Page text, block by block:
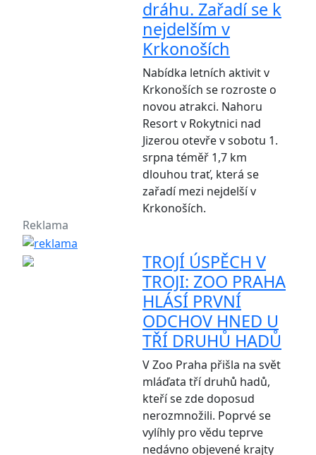
dráhu. Zařadí se k
nejdelším v
Krkonoších
Nabídka letních aktivit v
Krkonoších se rozroste o
novou atrakci. Nahoru
Resort v Rokytnici nad
Jizerou otevře v sobotu 1.
srpna téměř 1,7 km
dlouhou trať, která se
zařadí mezi nejdelší v
Krkonoších.
Reklama
TROJÍ ÚSPĚCH V
TROJI: ZOO PRAHA
HLÁSÍ PRVNÍ
ODCHOV HNED U
TŘÍ DRUHŮ HADŮ
V Zoo Praha přišla na svět
mláďata tří druhů hadů,
kteří se zde doposud
nerozmnožili. Poprvé se
vylíhly pro vědu teprve
nedávno objevené krajty